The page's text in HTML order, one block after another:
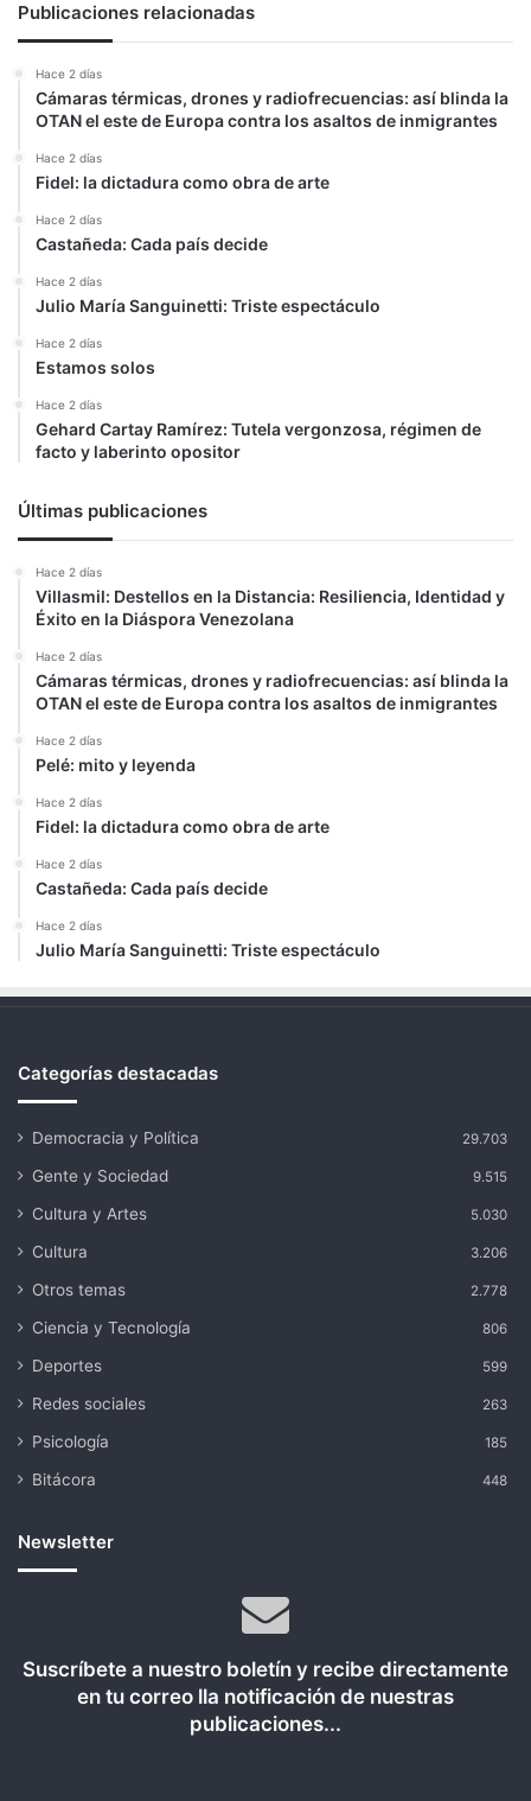
Publicaciones relacionadas
Hace 2 días
Cámaras térmicas, drones y radiofrecuencias: así blinda la
OTAN el este de Europa contra los asaltos de inmigrantes
Hace 2 días
Fidel: la dictadura como obra de arte
Hace 2 días
Castañeda: Cada país decide
Hace 2 días
Julio María Sanguinetti: Triste espectáculo
Hace 2 días
Estamos solos
Hace 2 días
Gehard Cartay Ramírez: Tutela vergonzosa, régimen de
facto y laberinto opositor
Últimas publicaciones
Hace 2 días
Villasmil: Destellos en la Distancia: Resiliencia, Identidad y
Éxito en la Diáspora Venezolana
Hace 2 días
Cámaras térmicas, drones y radiofrecuencias: así blinda la
OTAN el este de Europa contra los asaltos de inmigrantes
Hace 2 días
Pelé: mito y leyenda
Hace 2 días
Fidel: la dictadura como obra de arte
Hace 2 días
Castañeda: Cada país decide
Hace 2 días
Julio María Sanguinetti: Triste espectáculo
Categorías destacadas
Democracia y Política 29.703
Gente y Sociedad 9.515
Cultura y Artes 5.030
Cultura 3.206
Otros temas 2.778
Ciencia y Tecnología 806
Deportes 599
Redes sociales 263
Psicología 185
Bitácora 448
Newsletter
Suscríbete a nuestro boletín y recibe directamente
en tu correo lla notificación de nuestras
publicaciones...